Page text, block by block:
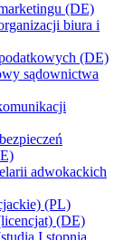
(DE)
biura i
(DE)
sądownictwa
adwokackich
(PL)
(DE)
I stopnia,